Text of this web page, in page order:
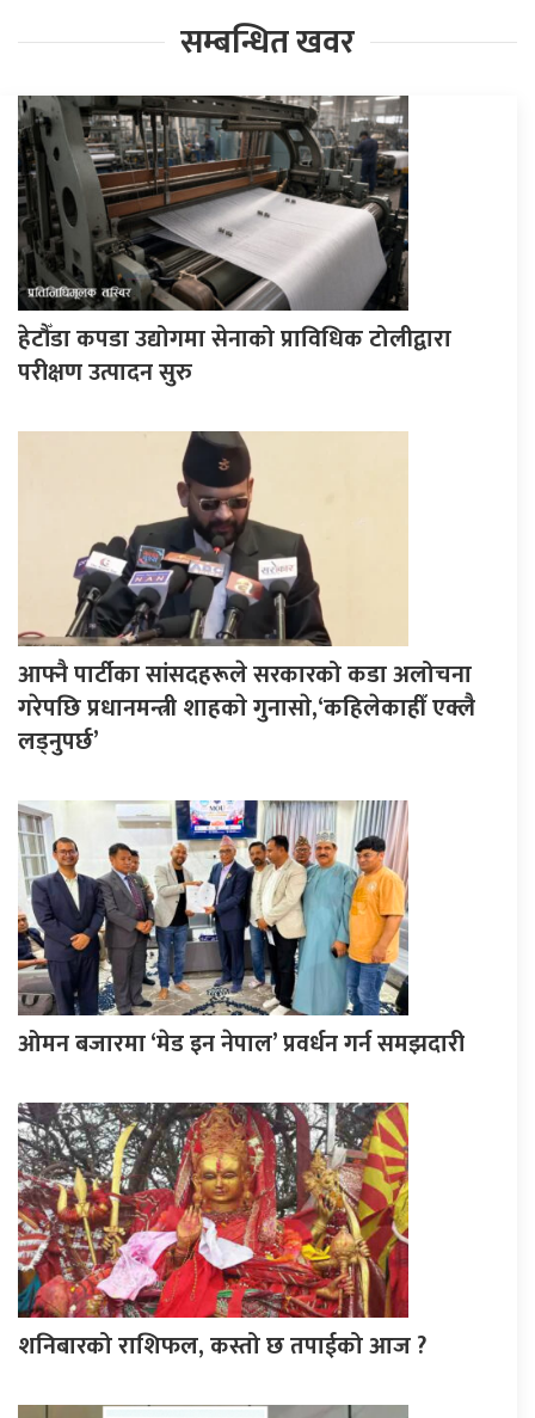
सम्बन्धित खवर
हेटौँडा कपडा उद्योगमा सेनाको प्राविधिक टोलीद्वारा
परीक्षण उत्पादन सुरु
आफ्नै पार्टीका सांसदहरूले सरकारको कडा अलोचना
गरेपछि प्रधानमन्त्री शाहकाे गुनासाे,‘कहिलेकाहीँ एक्लै
लड्नुपर्छ’
ओमन बजारमा ‘मेड इन नेपाल’ प्रवर्धन गर्न समझदारी
शनिबारको राशिफल, कस्तो छ तपाईको आज ?